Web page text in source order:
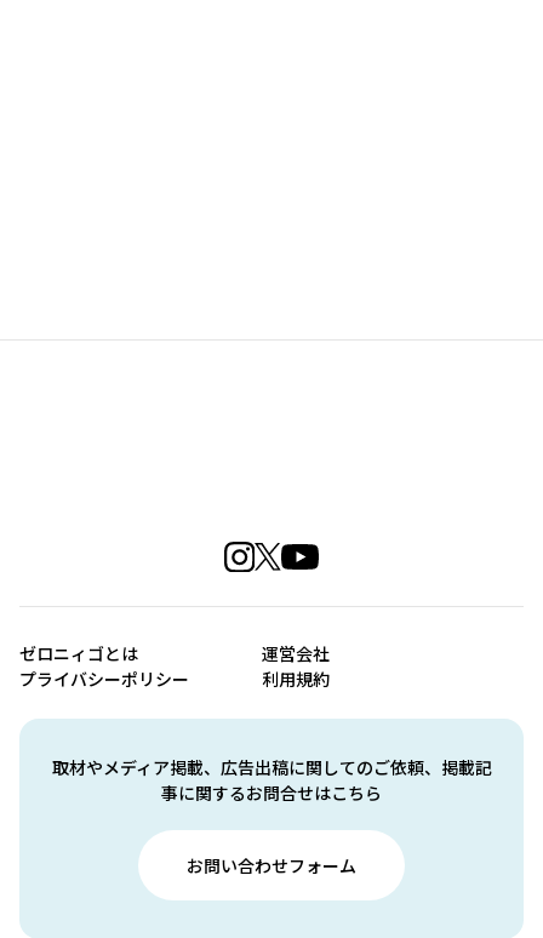
取材やメディア掲載、広告出稿に関してのご依頼、掲載記
事に関するお問合せはこちら
お問い合わせフォーム
ゼロニィゴとは
運営会社
プライバシーポリシー
利用規約